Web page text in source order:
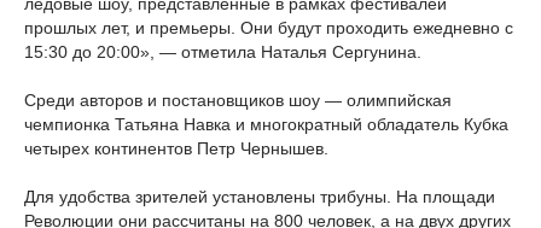
прошлых лет, и премьеры. Они будут проходить ежедневно с
15:30 до 20:00», — отметила Наталья Сергунина.
Среди авторов и постановщиков шоу — олимпийская
чемпионка Татьяна Навка и многократный обладатель Кубка
четырех континентов Петр Чернышев.
Для удобства зрителей установлены трибуны. На площади
Революции они рассчитаны на 800 человек, а на двух других